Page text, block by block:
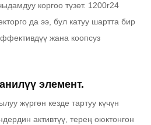
коргоо түзөт. 1200r24
да ээ, бул катуу шартта бир
жана коопсуз
элемент.
жүргөн кезде тартуу күчүн
активтүү, терең оюктонгон